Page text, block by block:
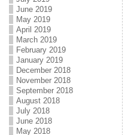
June 2019
May 2019
April 2019
March 2019
February 2019
January 2019
December 2018
November 2018
September 2018
August 2018
July 2018
June 2018
May 2018